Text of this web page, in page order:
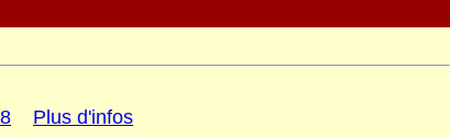
Plus d'infos